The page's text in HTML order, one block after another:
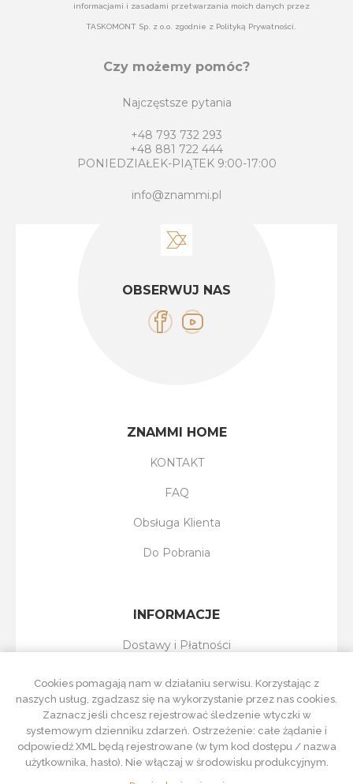
informacjami i zasadami przetwarzania moich danych przez
TASKOMONT Sp. z o.o. zgodnie z Polityką Prywatności.
Czy możemy pomóc?
Najczęstsze pytania
+48 793 732 293
+48 881 722 444
PONIEDZIAŁEK-PIĄTEK 9:00-17:00
info@znammi.pl
OBSERWUJ NAS
ZNAMMI HOME
KONTAKT
FAQ
Obsługa Klienta
Do Pobrania
INFORMACJE
Dostawy i Płatności
Regulamin Sklepu
Polityka Prywatności
Cookies pomagają nam w działaniu serwisu. Korzystając z
naszych usług, zgadzasz się na wykorzystanie przez nas cookies.
Zaznacz jeśli chcesz rejestrować śledzenie wtyczki w
systemowym dzienniku zdarzeń. Ostrzeżenie: całe żądanie i
odpowiedź XML będą rejestrowane (w tym kod dostępu / nazwa
użytkownika, hasło). Nie włączaj w środowisku produkcyjnym.